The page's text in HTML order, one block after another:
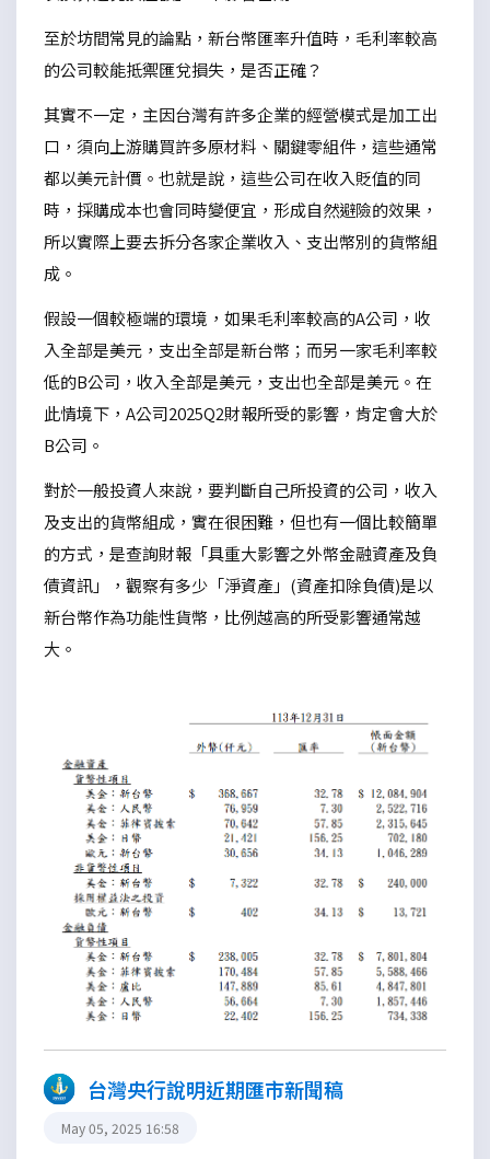
至於坊間常見的論點，新台幣匯率升值時，毛利率較高
的公司較能抵禦匯兌損失，是否正確？
其實不一定，主因台灣有許多企業的經營模式是加工出
口，須向上游購買許多原材料、關鍵零組件，這些通常
都以美元計價。也就是說，這些公司在收入貶值的同
時，採購成本也會同時變便宜，形成自然避險的效果，
所以實際上要去拆分各家企業收入、支出幣別的貨幣組
成。
假設一個較極端的環境，如果毛利率較高的A公司，收
入全部是美元，支出全部是新台幣；而另一家毛利率較
低的B公司，收入全部是美元，支出也全部是美元。在
此情境下，A公司2025Q2財報所受的影響，肯定會大於
B公司。
對於一般投資人來說，要判斷自己所投資的公司，收入
及支出的貨幣組成，實在很困難，但也有一個比較簡單
的方式，是查詢財報「具重大影響之外幣金融資產及負
債資訊」，觀察有多少「淨資產」(資產扣除負債)是以
新台幣作為功能性貨幣，比例越高的所受影響通常越
大。
台灣央行說明近期匯市新聞稿
May 05, 2025 16:58